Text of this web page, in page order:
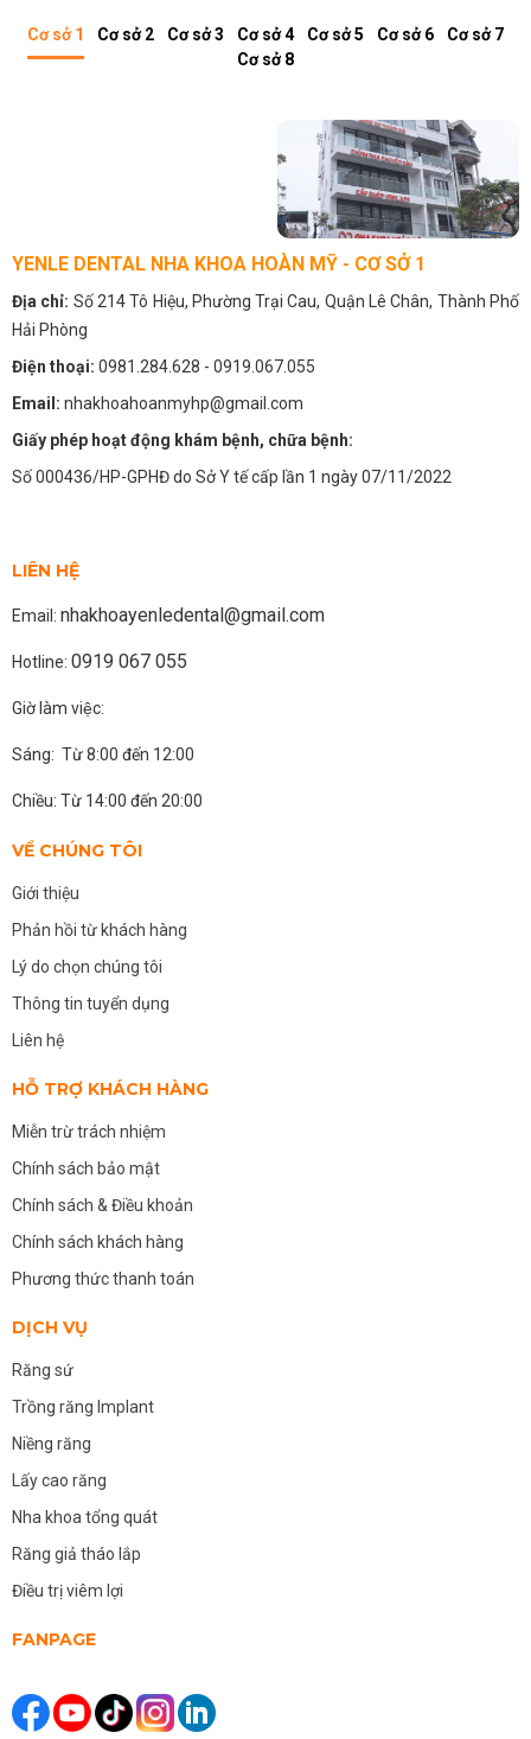
Cơ sở 1 Cơ sở 2 Cơ sở 3 Cơ sở 4 Cơ sở 5 Cơ sở 6
Cơ sở 7
Cơ sở 8
YENLE DENTAL NHA KHOA HOÀN MỸ - CƠ SỞ 1
Địa chỉ: Số 214 Tô Hiệu, Phường Trại Cau, Quận Lê Chân, Thành Phố
Hải Phòng
Điện thoại: 0981.284.628 - 0919.067.055
Email: nhakhoahoanmyhp@gmail.com
Giấy phép hoạt động khám bệnh, chữa bệnh:
Số 000436/HP-GPHĐ do Sở Y tế cấp lần 1 ngày 07/11/2022
LIÊN HỆ
Email: nhakhoayenledental@gmail.com
Hotline: 0919 067 055
Giờ làm việc:
Sáng: Từ 8:00 đến 12:00
Chiều: Từ 14:00 đến 20:00
VỀ CHÚNG TÔI
Giới thiệu
Phản hồi từ khách hàng
Lý do chọn chúng tôi
Thông tin tuyển dụng
Liên hệ
HỖ TRỢ KHÁCH HÀNG
Miễn trừ trách nhiệm
Chính sách bảo mật
Chính sách & Điều khoản
Chính sách khách hàng
Phương thức thanh toán
DỊCH VỤ
Răng sứ
Trồng răng Implant
Niềng răng
Lấy cao răng
Nha khoa tổng quát
Răng giả tháo lắp
Điều trị viêm lợi
FANPAGE